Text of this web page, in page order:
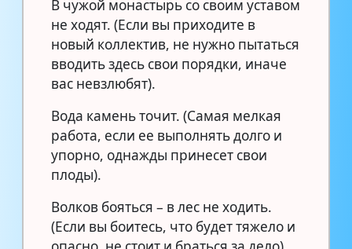
В чужой монастырь со своим уставом
не ходят. (Если вы приходите в
новый коллектив, не нужно пытаться
вводить здесь свои порядки, иначе
вас невзлюбят).
Вода камень точит. (Самая мелкая
работа, если ее выполнять долго и
упорно, однажды принесет свои
плоды).
Волков бояться – в лес не ходить.
(Если вы боитесь, что будет тяжело и